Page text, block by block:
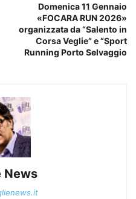
Domenica 11 Gennaio
«FOCARA RUN 2026»
organizzata da “Salento in
Corsa Veglie” e “Sport
Running Porto Selvaggio
News